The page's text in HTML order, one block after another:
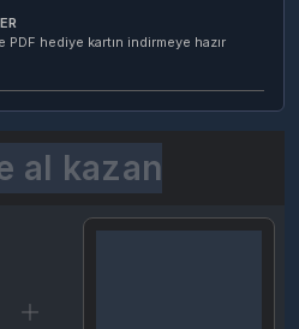
PDF hediye kartın indirmeye hazır
al kazan